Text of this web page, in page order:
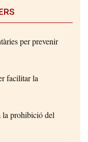
per prevenir
facilitar la
la prohibició del